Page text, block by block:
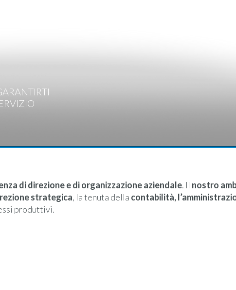
di direzione e di organizzazione aziendale. Il nostro
strategica, la tenuta della contabilità,
produttivi.